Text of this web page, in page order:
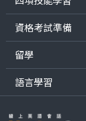
資格考試準備
留學
語言學習